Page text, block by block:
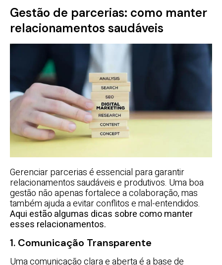
Gestão de parcerias: como manter
relacionamentos saudáveis
Gerenciar parcerias é essencial para garantir
relacionamentos saudáveis e produtivos. Uma boa
gestão não apenas fortalece a colaboração, mas
também ajuda a evitar conflitos e mal-entendidos.
Aqui estão algumas dicas sobre como manter
esses relacionamentos.
1. Comunicação Transparente
Uma comunicação clara e aberta é a base de